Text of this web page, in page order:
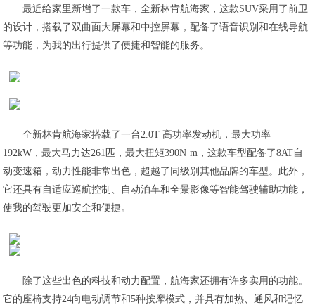
最近给家里新增了一款车，全新林肯航海家，这款SUV采用了前卫
的设计，搭载了双曲面大屏幕和中控屏幕，配备了语音识别和在线导航
等功能，为我的出行提供了便捷和智能的服务。
全新林肯航海家搭载了一台2.0T 高功率发动机，最大功率
192kW，最大马力达261匹，最大扭矩390N·m，这款车型配备了8AT自
动变速箱，动力性能非常出色，超越了同级别其他品牌的车型。此外，
它还具有自适应巡航控制、自动泊车和全景影像等智能驾驶辅助功能，
使我的驾驶更加安全和便捷。
除了这些出色的科技和动力配置，航海家还拥有许多实用的功能。
它的座椅支持24向电动调节和5种按摩模式，并具有加热、通风和记忆